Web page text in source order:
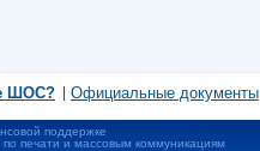
ШОС? Официальные документы
поддержке
печати и массовым коммуникациям